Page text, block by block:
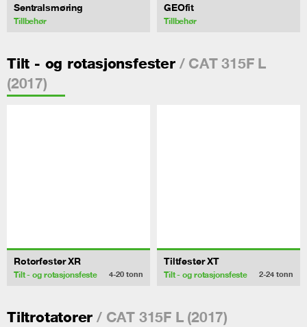
Sentralsmøring
Tillbehør
GEOfit
Tillbehør
Tilt - og rotasjonsfester/ CAT 315F L
(2017)
Rotorfester XR
Tilt - og rotasjonsfeste 4-20 tonn
Tiltfester XT
Tilt - og rotasjonsfeste 2-24 tonn
Tiltrotatorer / CAT 315F L (2017)